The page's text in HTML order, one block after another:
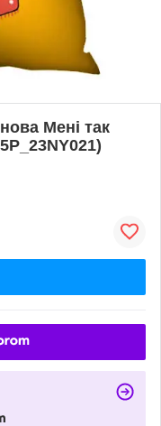
Мені так